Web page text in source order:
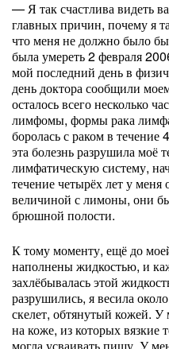
— Я так счастлива видеть
главных причин, почему я
что меня не должно было
была умереть 2 февраля
мой последний день в
день доктора сообщили
осталось всего несколько
лимфомы, формы рака
боролась с раком в течение
эта болезнь разрушила
лимфатическую систему,
течение четырёх лет у меня
величиной с лимоны, они
брюшной полости.
К тому моменту, ещё до
наполнены жидкостью, и
захлёбывалась этой
разрушились, я весила
скелет, обтянутый кожей.
на коже, из которых